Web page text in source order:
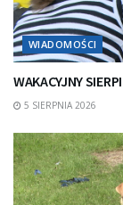
WIADOMOŚCI
WAKACYJNY
5 SIERPNIA 2026